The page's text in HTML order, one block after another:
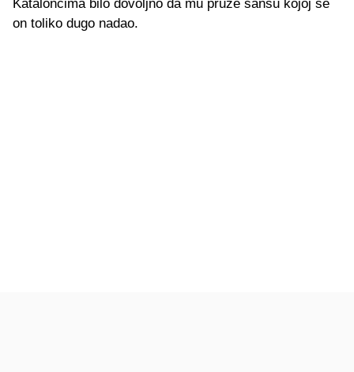
Kataloncima bilo dovoljno da mu pruže šansu kojoj se
on toliko dugo nadao.